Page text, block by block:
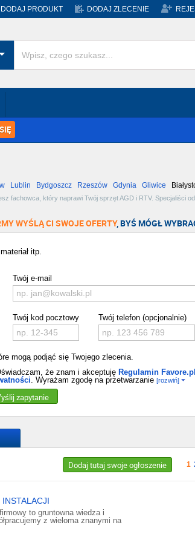
DODAJ PRODUKT DODAJ ZLECENIE
Lublin Bydgoszcz Rzeszów Gdynia Gliwice
fachowca, który naprawi Twój sprzęt AGD i RTV. Specjaliści
WYŚLĄ CI SWOJE OFERTY, BYŚ MÓGŁ
itp.
Twój e-mail
Twój kod pocztowy Twój telefon (opcjonalnie)
mogą podjąć się Twojego zlecenia.
że znam i akceptuję Regulamin Favore.pl
. Wyrażam zgodę na przetwarzanie [rozwiń]
zapytanie
Dodaj tutaj swoje ogłoszenie 1
to gruntowna wiedza i
z wieloma znanymi na